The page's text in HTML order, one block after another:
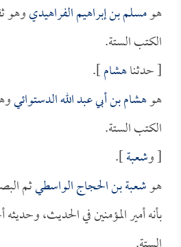
هومسلم بن إبراهيم الفراهيديوهو
الكتب الستة.
[ حدثناهشام].
هوهشام بن أبي عبد الله الدستوائي
الكتب الستة.
[ وشعبة].
هوشعبة بن الحجاج الواسطيثم
بأنه أمير المؤمنين في الحديث،